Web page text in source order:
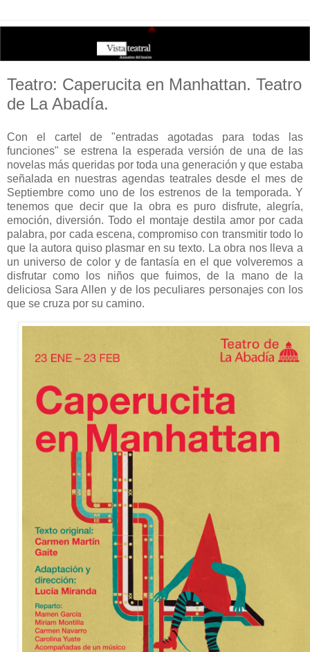
Teatro: Caperucita en Manhattan. Teatro
de La Abadía.
Con el cartel de "entradas agotadas para todas las
funciones" se estrena la esperada versión de una de las
novelas más queridas por toda una generación y que estaba
señalada en nuestras agendas teatrales desde el mes de
Septiembre como uno de los estrenos de la temporada. Y
tenemos que decir que la obra es puro disfrute, alegría,
emoción, diversión. Todo el montaje destila amor por cada
palabra, por cada escena, compromiso con transmitir todo lo
que la autora quiso plasmar en su texto. La obra nos lleva a
un universo de color y de fantasía en el que volveremos a
disfrutar como los niños que fuimos, de la mano de la
deliciosa Sara Allen y de los peculiares personajes con los
que se cruza por su camino.